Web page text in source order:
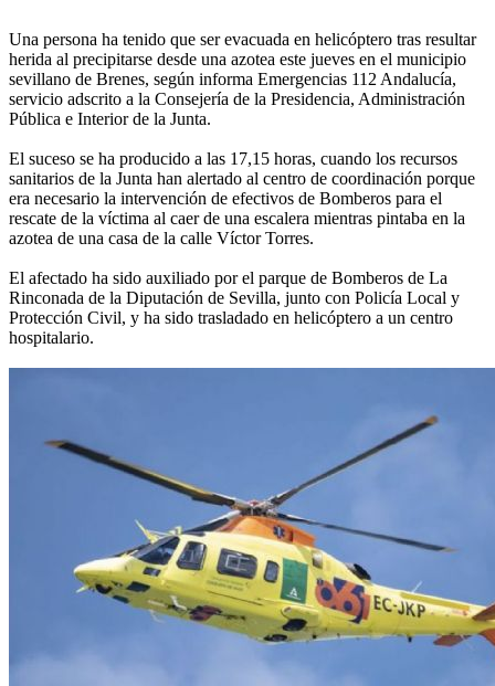
Una persona ha tenido que ser evacuada en helicóptero tras resultar
herida al precipitarse desde una azotea este jueves en el municipio
sevillano de Brenes, según informa Emergencias 112 Andalucía,
servicio adscrito a la Consejería de la Presidencia, Administración
Pública e Interior de la Junta.
El suceso se ha producido a las 17,15 horas, cuando los recursos
sanitarios de la Junta han alertado al centro de coordinación porque
era necesario la intervención de efectivos de Bomberos para el
rescate de la víctima al caer de una escalera mientras pintaba en la
azotea de una casa de la calle Víctor Torres.
El afectado ha sido auxiliado por el parque de Bomberos de La
Rinconada de la Diputación de Sevilla, junto con Policía Local y
Protección Civil, y ha sido trasladado en helicóptero a un centro
hospitalario.